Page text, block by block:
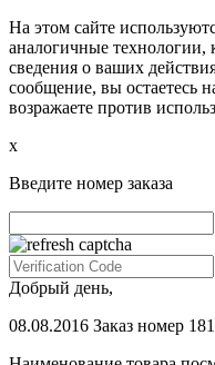
На этом сайте
аналогичные технологии,
сведения о ваших
сообщение, вы остаетесь
возражаете против
х
Введите номер заказа
Добрый день,
08.08.2016 Заказ номер